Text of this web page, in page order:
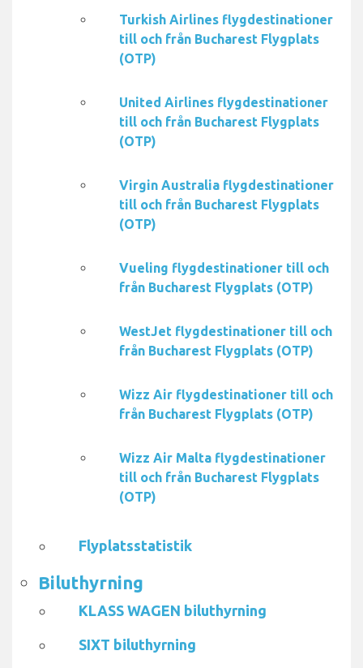
Turkish Airlines flygdestinationer
till och från Bucharest Flygplats
(OTP)
United Airlines flygdestinationer
till och från Bucharest Flygplats
(OTP)
Virgin Australia flygdestinationer
till och från Bucharest Flygplats
(OTP)
Vueling flygdestinationer till och
från Bucharest Flygplats (OTP)
WestJet flygdestinationer till och
från Bucharest Flygplats (OTP)
Wizz Air flygdestinationer till och
från Bucharest Flygplats (OTP)
Wizz Air Malta flygdestinationer
till och från Bucharest Flygplats
(OTP)
Flyplatsstatistik
Biluthyrning
KLASS WAGEN biluthyrning
SIXT biluthyrning